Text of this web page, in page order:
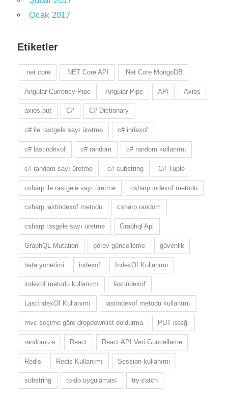
Ocak 2017
Etiketler
.net core .NET Core API .Net Core MongoDB
Angular Currency Pipe Angular Pipe API Axios
axios.put C# C# Dictionary
c# ile rastgele sayı üretme c# indexof
c# lastindexof c# random c# random kullanımı
c# random sayı üretme c# substring C# Tuple
csharp ile rastgele sayı üretme csharp indexof metodu
csharp lastindexof metodu csharp random
csharp rasgele sayı üretme Graphql Api
GraphQL Mutation görev güncelleme güvenlik
hata yönetimi indexof IndexOf Kullanımı
indexof metodu kullanımı lastindexof
LastIndexOf Kullanımı lastindexof metodu kullanımı
mvc seçime göre dropdownlist doldurma PUT isteği
randomize React React API Veri Güncelleme
Redis Redis Kullanımı Session kullanımı
substring to-do uygulaması try-catch